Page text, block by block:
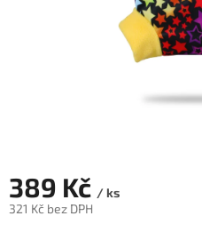
389 Kč / ks
321 Kč bez DPH